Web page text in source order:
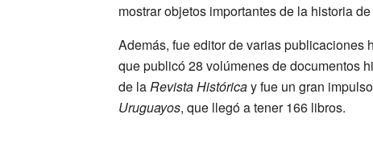
mostrar objetos importantes de la historia
Además, fue editor de varias publicaciones
que publicó 28 volúmenes de documentos
de laRevista Históricay fue un gran
Uruguayos, que llegó a tener 166 libros.